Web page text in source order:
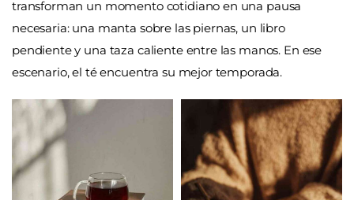
transforman un momento cotidiano en una pausa
necesaria: una manta sobre las piernas, un libro
pendiente y una taza caliente entre las manos. En ese
escenario, el té encuentra su mejor temporada.